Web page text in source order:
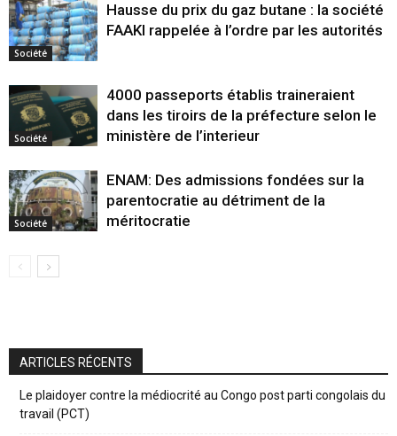
Société
Hausse du prix du gaz butane : la société
FAAKI rappelée à l’ordre par les autorités
Société
4000 passeports établis traineraient
dans les tiroirs de la préfecture selon le
ministère de l’interieur
Société
ENAM: Des admissions fondées sur la
parentocratie au détriment de la
méritocratie
ARTICLES RÉCENTS
Le plaidoyer contre la médiocrité au Congo post parti congolais du
travail (PCT)